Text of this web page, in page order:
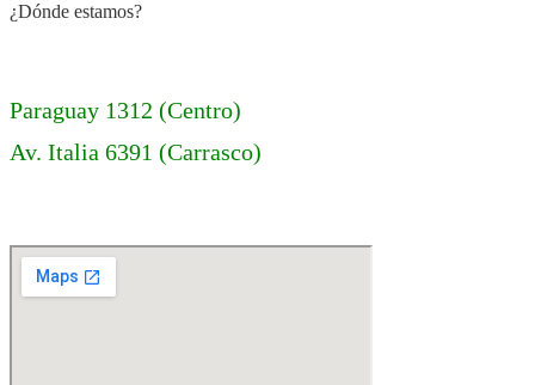
¿Dónde estamos?
Paraguay 1312 (Centro)
Av. Italia 6391 (Carrasco)